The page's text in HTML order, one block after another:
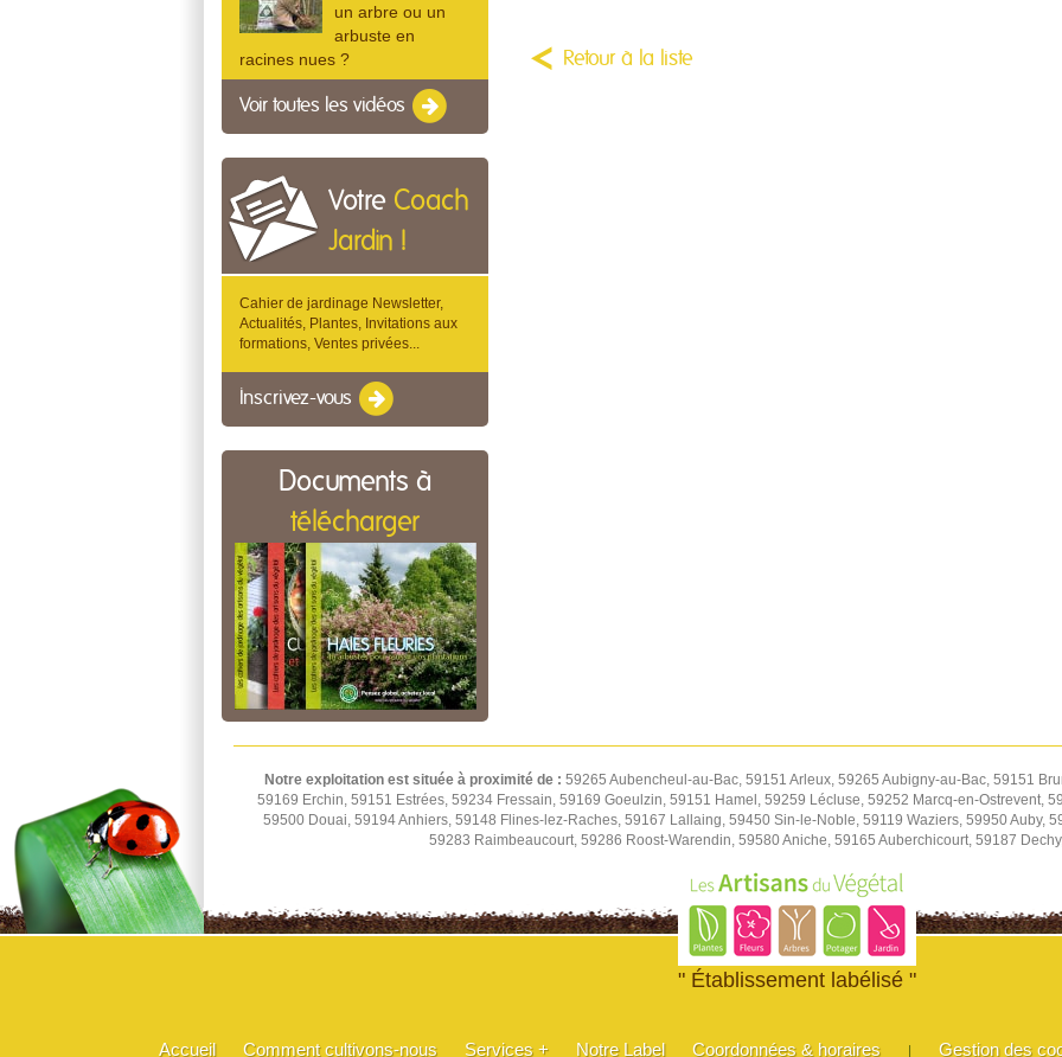
un arbre ou un
arbuste en
racines nues ?
Voir toutes les vidéos
Votre Coach
Jardin !
Cahier de jardinage Newsletter,
Actualités, Plantes, Invitations aux
formations, Ventes privées...
Inscrivez-vous
Documents à
télécharger
Retour à la liste
Notre exploitation est située à proximité de : 59265 Aubencheul-au-Bac, 59151 Arleux, 59265 Aubigny-au-Bac, 59151
59169 Erchin, 59151 Estrées, 59234 Fressain, 59169 Goeulzin, 59151 Hamel, 59259 Lécluse, 59252 Marcq-en-Ostrevent,
59500 Douai, 59194 Anhiers, 59148 Flines-lez-Raches, 59167 Lallaing, 59450 Sin-le-Noble, 59119 Waziers, 59950 Auby,
59283 Raimbeaucourt, 59286 Roost-Warendin, 59580 Aniche, 59165 Auberchicourt, 59187
" Établissement labélisé "
Accueil Comment cultivons-nous Services + Notre Label Coordonnées & horaires | Gestion des